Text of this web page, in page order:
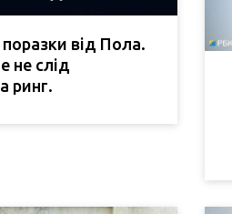
від Пола.
не слід
ринг.